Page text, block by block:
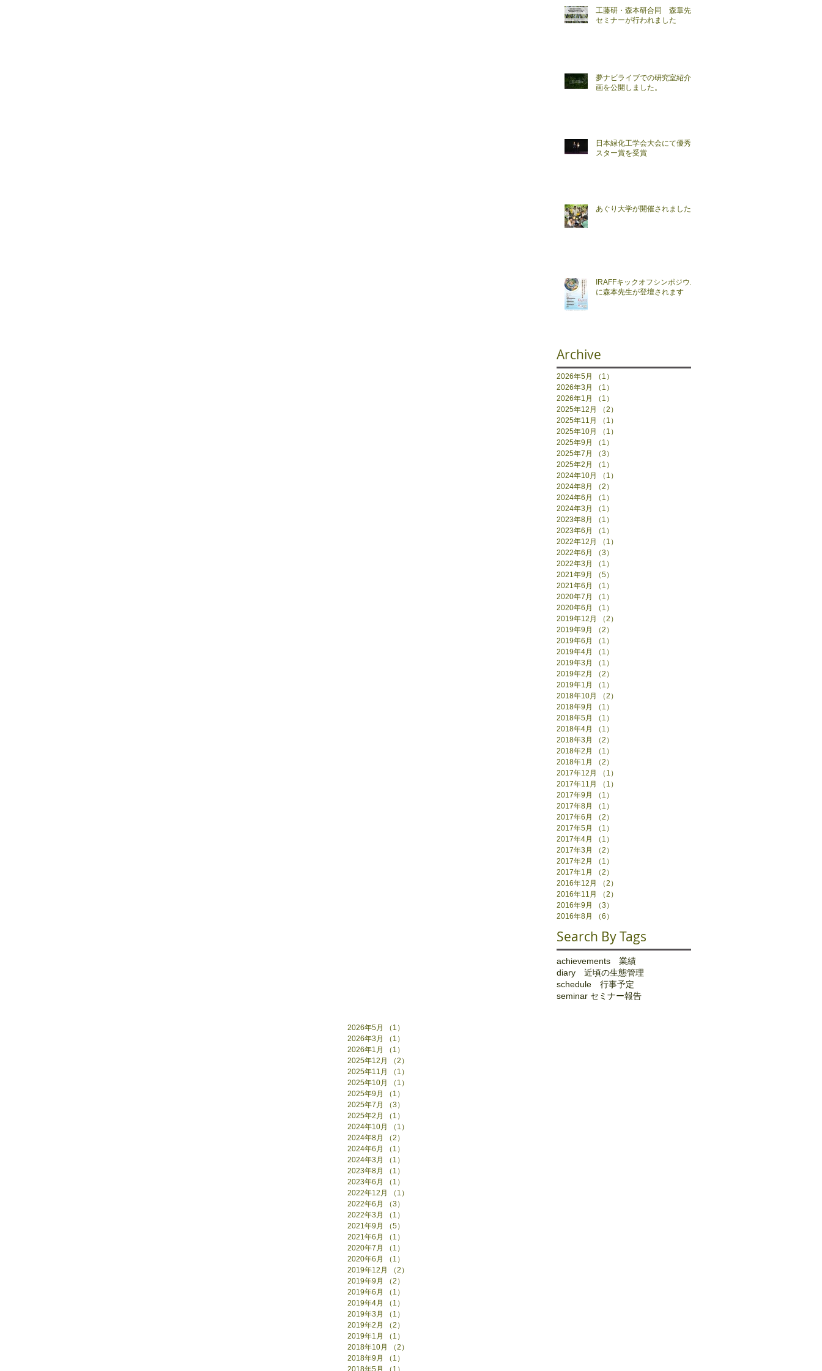
工藤研・森本研合同 森章先生
セミナーが行われました
夢ナビライブでの研究室紹介動
画を公開しました。
日本緑化工学会大会にて優秀ポ
スター賞を受賞
あぐり大学が開催されました
IRAFFキックオフシンポジウム
に森本先生が登壇されます
Archive
2026年5月 （1）
2026年3月
（1）
2026年1月
（1）
2025年12月
（2）
2025年11月
（1）
2025年10月
（1）
2025年9月
（1）
2025年7月
（3）
2025年2月
（1）
2024年10月
（1）
2024年8月
（2）
2024年6月
（1）
2024年3月
（1）
2023年8月
（1）
2023年6月
（1）
2022年12月
（1）
2022年6月
（3）
2022年3月
（1）
2021年9月
（5）
2021年6月
（1）
2020年7月
（1）
2020年6月
（1）
2019年12月
（2）
2019年9月
（2）
2019年6月
（1）
2019年4月
（1）
2019年3月
（1）
2019年2月
（2）
2019年1月
（1）
2018年10月
（2）
2018年9月
（1）
2018年5月
（1）
2018年4月
（1）
2018年3月
（2）
2018年2月
（1）
2018年1月
（2）
2017年12月
（1）
2017年11月
（1）
2017年9月
（1）
2017年8月
（1）
2017年6月
（2）
2017年5月
（1）
2017年4月
（1）
2017年3月
（2）
2017年2月
（1）
2017年1月
（2）
2016年12月
（2）
2016年11月
（2）
2016年9月
（3）
2016年8月
（6）
Search By Tags
achievements 業績
diary 近頃の生態管理
schedule 行事予定
seminar セミナー報告
2026年5月 （1）
2026年3月
（1）
2026年1月
（1）
2025年12月
（2）
2025年11月
（1）
2025年10月
（1）
2025年9月
（1）
2025年7月
（3）
2025年2月
（1）
2024年10月
（1）
2024年8月
（2）
2024年6月
（1）
2024年3月
（1）
2023年8月
（1）
2023年6月
（1）
2022年12月
（1）
2022年6月
（3）
2022年3月
（1）
2021年9月
（5）
2021年6月
（1）
2020年7月
（1）
2020年6月
（1）
2019年12月
（2）
2019年9月
（2）
2019年6月
（1）
2019年4月
（1）
2019年3月
（1）
2019年2月
（2）
2019年1月
（1）
2018年10月
（2）
2018年9月
（1）
2018年5月
（1）